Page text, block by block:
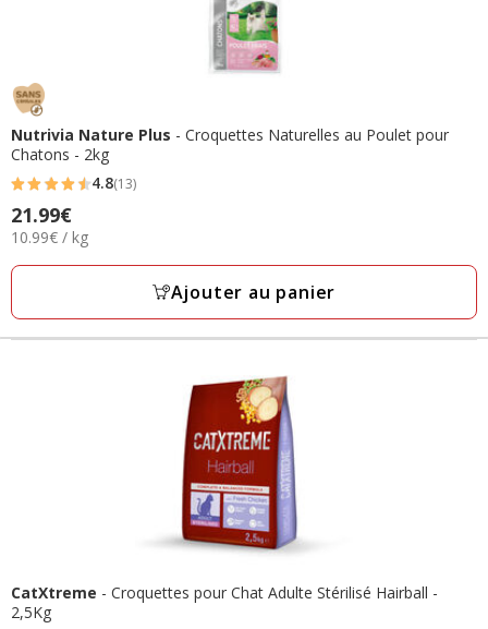
Nutrivia Nature Plus - Croquettes Naturelles au Poulet pour
Chatons - 2kg
4.8
étoiles
avec
13
4.8(13)
Prix
21.99€
21.99€
10.99€
Kg
10.99€ / kg
Ajouter au panier
CatXtreme - Croquettes pour Chat Adulte Stérilisé Hairball -
2,5Kg